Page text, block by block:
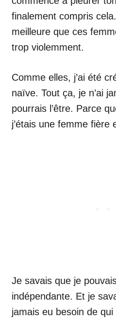
finalement compris
meilleure que ces
trop violemment.
Comme elles, j’ai été
naïve. Tout ça, je n’ai
pourrais l’être. Parce
j’étais une femme fière
Je savais que je
indépendante. Et je
jamais eu besoin de